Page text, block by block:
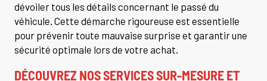
dévoiler tous les détails concernant le passé du
véhicule. Cette démarche rigoureuse est essentielle
pour prévenir toute mauvaise surprise et garantir une
sécurité optimale lors de votre achat.
DÉCOUVREZ NOS SERVICES SUR-MESURE ET